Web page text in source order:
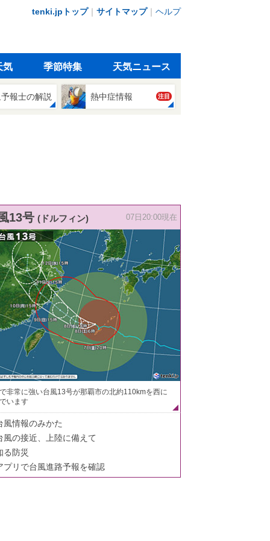
tenki.jpトップ｜ サイトマップ｜ ヘルプ
気 季節特集 天気ニュース
報士の解説 熱中症情報 注目
13号 (ドルフィン) 07日20:00現在
非常に強い台風13号が那覇市の北約110kmを西に
います
風情報のみかた
風の接近、上陸に備えて
る防災
プリで台風進路予報を確認